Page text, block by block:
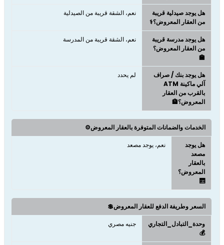
هل يوجد صيدلية قريبة
من العقار المعروض؟⚕️
نعم، الشقة قريبة من الصيدلية
هل يوجد مدرسة قريبة
من العقار المعروض؟
🏫
نعم، الشقة قريبة من المدرسة
هل يوجد بنك / صراف
آلي ماكينة ATM
بالقرب من العقار
المعروض؟🏦
لم يحدد
الخدمات والضمانات المتوفرة بالعقار المعروض⚙️
هل يوجد
مصعد
بالعقار
المعروض؟
🛗
نعم، يوجد مصعد
السعر وطريفة الدفع للعقار المعروض💲
وحدة_التبادل_التجاري
💰
جنيه مصري